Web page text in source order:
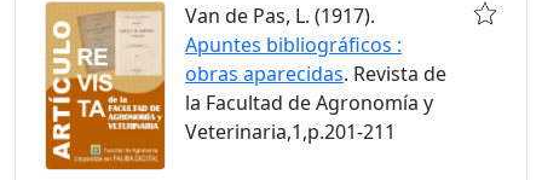
Van de Pas, L. (1917).
Apuntes bibliográficos :
obras aparecidas. Revista de
la Facultad de Agronomía y
Veterinaria,1,p.201-211